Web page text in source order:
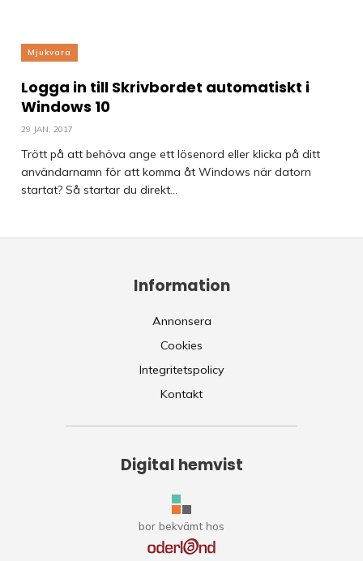
Mjukvara
Logga in till Skrivbordet automatiskt i
Windows 10
29 JAN, 2017
Trött på att behöva ange ett lösenord eller klicka på ditt
användarnamn för att komma åt Windows när datorn
startat? Så startar du direkt...
Information
Annonsera
Cookies
Integritetspolicy
Kontakt
Digital hemvist
bor bekvämt hos